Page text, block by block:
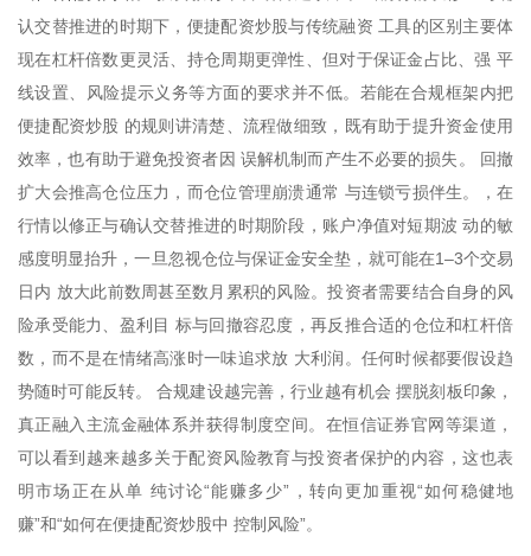
认交替推进的时期下，便捷配资炒股与传统融资 工具的区别主要体
现在杠杆倍数更灵活、持仓周期更弹性、但对于保证金占比、强 平
线设置、风险提示义务等方面的要求并不低。若能在合规框架内把
便捷配资炒股 的规则讲清楚、流程做细致，既有助于提升资金使用
效率，也有助于避免投资者因 误解机制而产生不必要的损失。 回撤
扩大会推高仓位压力，而仓位管理崩溃通常 与连锁亏损伴生。，在
行情以修正与确认交替推进的时期阶段，账户净值对短期波 动的敏
感度明显抬升，一旦忽视仓位与保证金安全垫，就可能在1–3个交易
日内 放大此前数周甚至数月累积的风险。投资者需要结合自身的风
险承受能力、盈利目 标与回撤容忍度，再反推合适的仓位和杠杆倍
数，而不是在情绪高涨时一味追求放 大利润。任何时候都要假设趋
势随时可能反转。 合规建设越完善，行业越有机会 摆脱刻板印象，
真正融入主流金融体系并获得制度空间。在恒信证券官网等渠道，
可以看到越来越多关于配资风险教育与投资者保护的内容，这也表
明市场正在从单 纯讨论“能赚多少”，转向更加重视“如何稳健地
赚”和“如何在便捷配资炒股中 控制风险”。